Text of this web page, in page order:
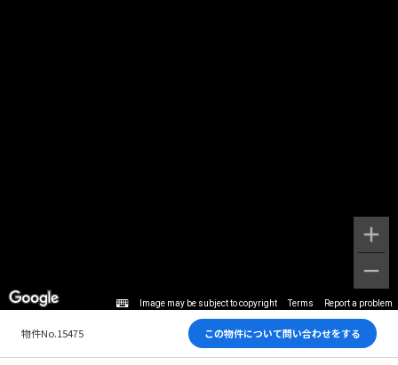
Image may be subject to copyright Terms Report a problem
物件No.15475 この物件について問い合わせをする